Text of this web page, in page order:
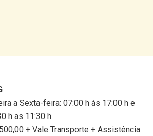
a Sexta-feira: 07:00 h às 17:00 h e
h as 11:30 h.
+ Vale Transporte + Assistência